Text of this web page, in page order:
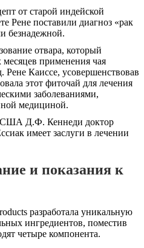
от старой индейской
Рене поставили диагноз «рак
безнадежной.
отвара, который
применения чая
Каиссе, усовершенствовав
этот фиточай для лечения
заболеваниями,
медициной.
США Д.Ф. Кеннеди доктор
имеет заслуги в лечении
и показания к
разработала уникальную
ингредиентов, поместив
четыре компонента.